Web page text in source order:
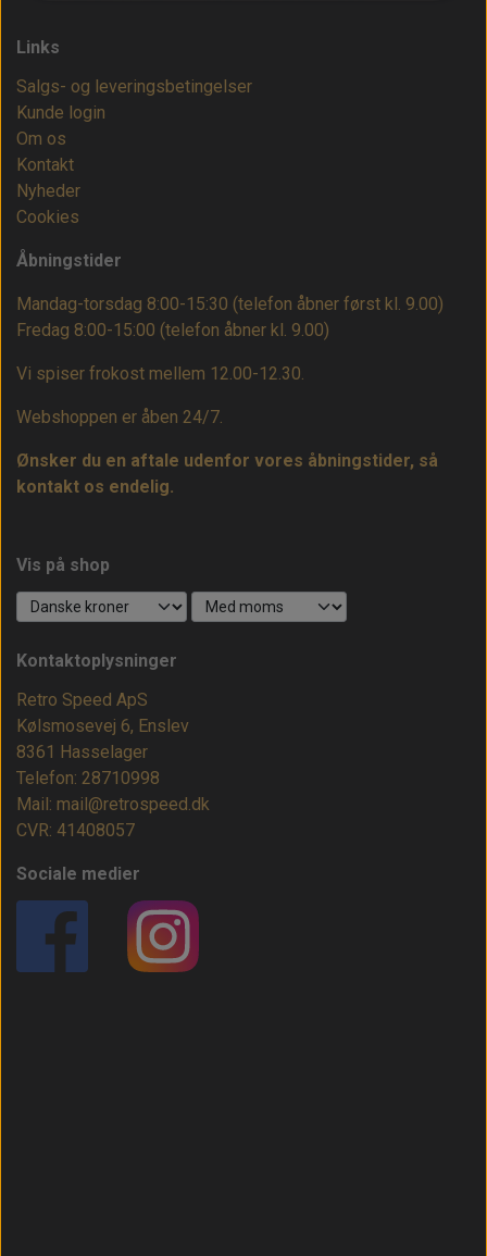
Links
Salgs- og leveringsbetingelser
Kunde login
Om os
Kontakt
Nyheder
Cookies
Åbningstider
Mandag-torsdag 8:00-15:30 (telefon åbner først kl. 9.00)
Fredag 8:00-15:00 (telefon åbner kl. 9.00)
Vi spiser frokost mellem 12.00-12.30.
Webshoppen er åben 24/7.
Ønsker du en aftale udenfor vores åbningstider, så
kontakt os endelig.
Vis på shop
Kontaktoplysninger
Retro Speed ApS
Kølsmosevej 6, Enslev
8361 Hasselager
Telefon: 28710998
Mail: mail@retrospeed.dk
CVR: 41408057
Sociale medier